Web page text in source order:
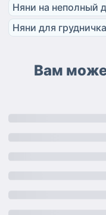
Няни на неполный
Няни для грудничка
Вам